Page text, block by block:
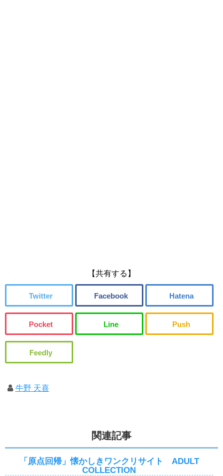
【共有する】
牛野 天喜
関連記事
「原点回帰」懐かしきワンクリサイト ADULT
COLLECTION